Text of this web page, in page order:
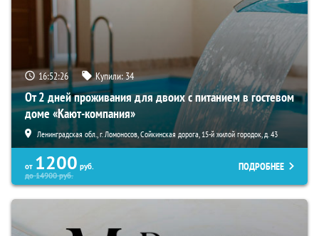
16:52:25 Купили:34
От 2 дней проживания для двоих с питанием в гостевом
доме «Кают-компания»
Ленинградская обл., г. Ломоносов, Сойкинская дорога, 15-й жилой городок, д. 43
от 1200 руб.
до14900руб.
ПОДРОБНЕЕ